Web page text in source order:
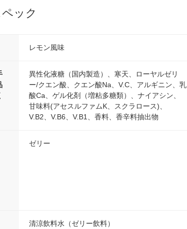
ック
レモン風味
異性化液糖（国内製造）、寒天、ローヤルゼリ
ー/クエン酸、クエン酸Na、V.C、アルギニン、乳
酸Ca、ゲル化剤（増粘多糖類）、ナイアシン、
甘味料(アセスルファムK、スクラロース)、
V.B2、V.B6、V.B1、香料、香辛料抽出物
ゼリー
清涼飲料水（ゼリー飲料）